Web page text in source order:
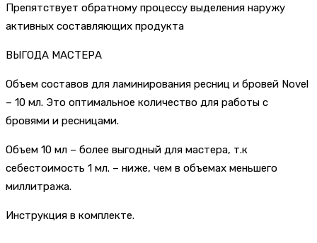
Препятствует обратному процессу выделения наружу
активных составляющих продукта
ВЫГОДА МАСТЕРА
Объем составов для ламинирования ресниц и бровей Novel
– 10 мл. Это оптимальное количество для работы с
бровями и ресницами.
Объем 10 мл – более выгодный для мастера, т.к
себестоимость 1 мл. – ниже, чем в объемах меньшего
миллитража.
Инструкция в комплекте.